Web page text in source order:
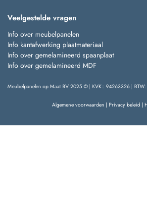
Veelgestelde vragen
Info over meubelpanelen
Info kantafwerking plaatmateriaal
Info over gemelamineerd spaanplaat
Info over gemelamineerd MDF
Meubelpanelen op Maat BV 2025 © | KVK:: 94263326 |
Algemene voorwaarden | Privacy beleid |